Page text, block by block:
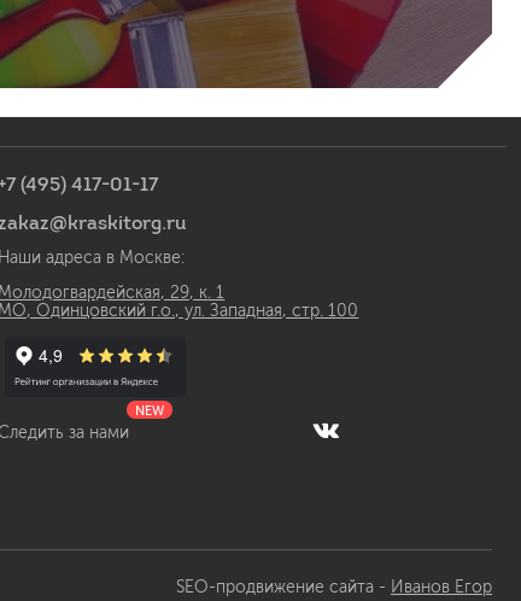
+7 (495) 417-01-17
Наши адреса в Москве:
Молодогвардейская, 29, к. 1
МО, Одинцовский г.о., ул. Западная, стр. 100
за нами
NEW
SEO-продвижение сайта - Иванов Егор